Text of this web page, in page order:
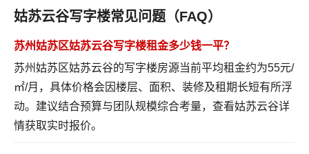
姑苏云谷写字楼常见问题（FAQ）
苏州姑苏区姑苏云谷写字楼租金多少钱一平？
苏州姑苏区姑苏云谷的写字楼房源当前平均租金约为55元/
㎡/月，具体价格会因楼层、面积、装修及租期长短有所浮
动。建议结合预算与团队规模综合考量， 查看姑苏云谷详
情获取实时报价。